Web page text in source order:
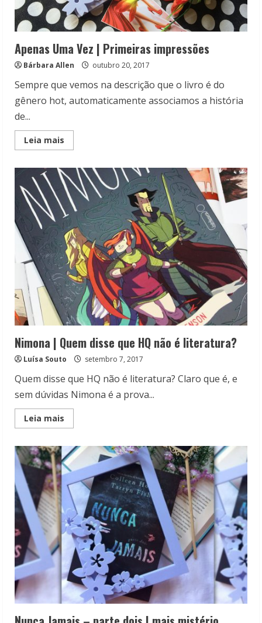
Apenas Uma Vez | Primeiras impressões
Bárbara Allen outubro 20, 2017
Sempre que vemos na descrição que o livro é do
gênero hot, automaticamente associamos a história
de...
Leia mais
more
Uma
Vez
|
Primeiras
impressões
Nimona | Quem disse que HQ não é literatura?
Luísa Souto setembro 7, 2017
Quem disse que HQ não é literatura? Claro que é, e
sem dúvidas Nimona é a prova...
Leia mais
more
|
Quem
disse
que
HQ
não
literatura?